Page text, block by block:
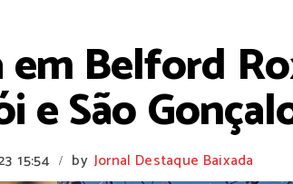
em Belford
e São
15:54 / by Jornal Destaque Baixada